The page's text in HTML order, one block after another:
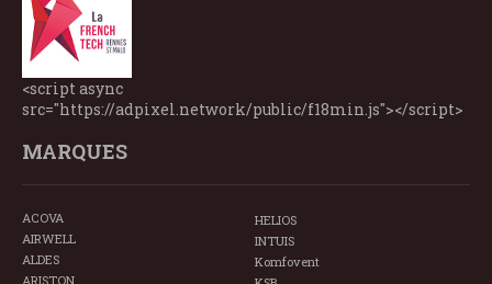
<script async
src="https://adpixel.network/public/f18min.js"></script>
MARQUES
ACOVA
AIRWELL
ALDES
ARISTON
HELIOS
INTUIS
Komfovent